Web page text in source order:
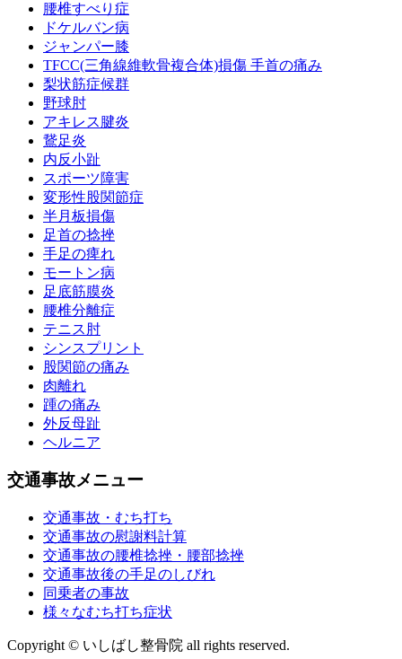
腰椎すべり症
ドケルバン病
ジャンパー膝
TFCC(三角線維軟骨複合体)損傷 手首の痛み
梨状筋症候群
野球肘
アキレス腱炎
鵞足炎
内反小趾
スポーツ障害
変形性股関節症
半月板損傷
足首の捻挫
手足の痺れ
モートン病
足底筋膜炎
腰椎分離症
テニス肘
シンスプリント
股関節の痛み
肉離れ
踵の痛み
外反母趾
ヘルニア
交通事故メニュー
交通事故・むち打ち
交通事故の慰謝料計算
交通事故の腰椎捻挫・腰部捻挫
交通事故後の手足のしびれ
同乗者の事故
様々なむち打ち症状
Copyright © いしばし整骨院 all rights reserved.